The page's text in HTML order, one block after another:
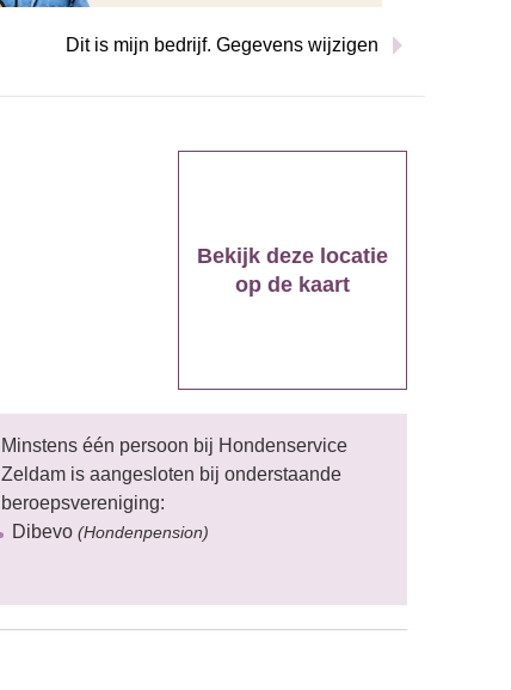
Dit is mijn bedrijf. Gegevens wijzigen
Bekijk deze locatie
op de kaart
Minstens één persoon bij Hondenservice
Zeldam is aangesloten bij onderstaande
beroepsvereniging:
Dibevo (Hondenpension)